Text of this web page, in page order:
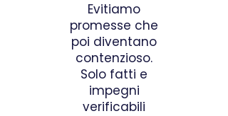
Evitiamo
promesse che
poi diventano
contenzioso.
Solo fatti e
impegni
verificabili